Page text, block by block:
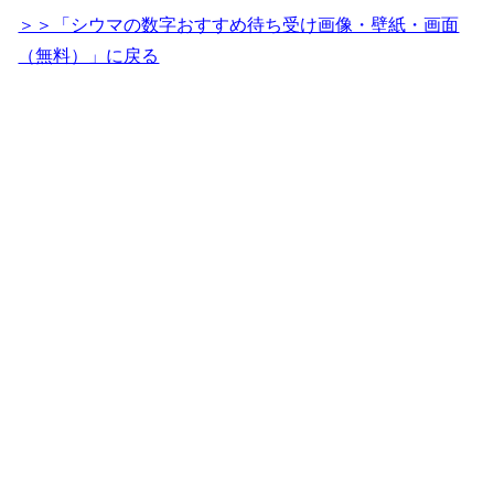
＞＞「シウマの数字おすすめ待ち受け画像・壁紙・画面
（無料）」に戻る